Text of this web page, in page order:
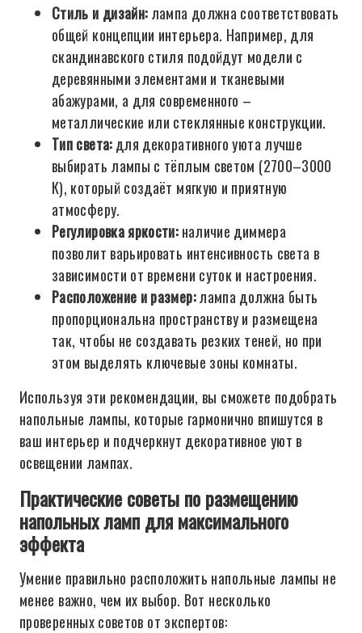
Стиль и дизайн:лампа должна соответствовать
общей концепции интерьера. Например, для
скандинавского стиля подойдут модели с
деревянными элементами и тканевыми
абажурами, а для современного –
металлические или стеклянные конструкции.
Тип света:для декоративного уюта лучше
выбирать лампы с тёплым светом (2700–3000
К), который создаёт мягкую и приятную
атмосферу.
Регулировка яркости:наличие диммера
позволит варьировать интенсивность света в
зависимости от времени суток и настроения.
Расположение и размер:лампа должна быть
пропорциональна пространству и размещена
так, чтобы не создавать резких теней, но при
этом выделять ключевые зоны комнаты.
Используя эти рекомендации, вы сможете подобрать
напольные лампы, которые гармонично впишутся в
ваш интерьер и подчеркнут декоративное уют в
освещении лампах.
Практические советы по размещению
напольных ламп для максимального
эффекта
Умение правильно расположить напольные лампы не
менее важно, чем их выбор. Вот несколько
проверенных советов от экспертов: